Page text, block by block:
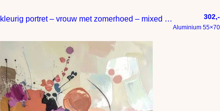
kleurig portret – vrouw met zomerhoed – mixed media 302,-
Aluminium 55×70